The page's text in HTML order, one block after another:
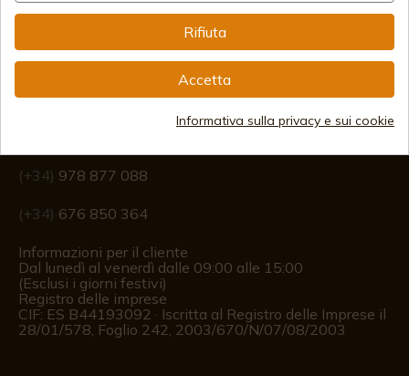
(+34) 978 877 088
(+34) 676 850 364
Informazioni per il cliente
Dal lunedì al venerdì dalle 09:00 alle 15:00
(Esclusi i giorni festivi)
Registro delle imprese
CIF: ES B44193092 · Iscritta al Registro delle Imprese il
28/01/578, Foglio 242, 2003/670/N/07/08/2003
Rifiuta
Accetta
Informativa sulla privacy e sui cookie